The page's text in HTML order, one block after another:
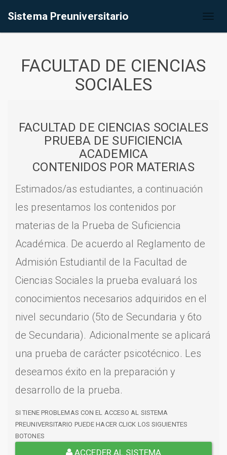
Sistema Preuniversitario
FACULTAD DE CIENCIAS
SOCIALES
FACULTAD DE CIENCIAS SOCIALES
PRUEBA DE SUFICIENCIA
ACADEMICA
CONTENIDOS POR MATERIAS
Estimados/as estudiantes, a continuación
les presentamos los contenidos por
materias de la Prueba de Suficiencia
Académica. De acuerdo al Reglamento de
Admisión Estudiantil de la Facultad de
Ciencias Sociales la prueba evaluará los
conocimientos necesarios adquiridos en el
nivel secundario (5to de Secundaria y 6to
de Secundaria). Adicionalmente se aplicará
una prueba de carácter psicotécnico. Les
deseamos éxito en la preparación y
desarrollo de la prueba.
SI TIENE PROBLEMAS CON EL ACCESO AL SISTEMA
PREUNIVERSITARIO PUEDE HACER CLICK LOS SIGUIENTES
BOTONES
ACCEDER AL SISTEMA